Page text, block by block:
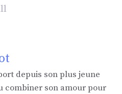
depuis son plus jeune
combiner son amour pour